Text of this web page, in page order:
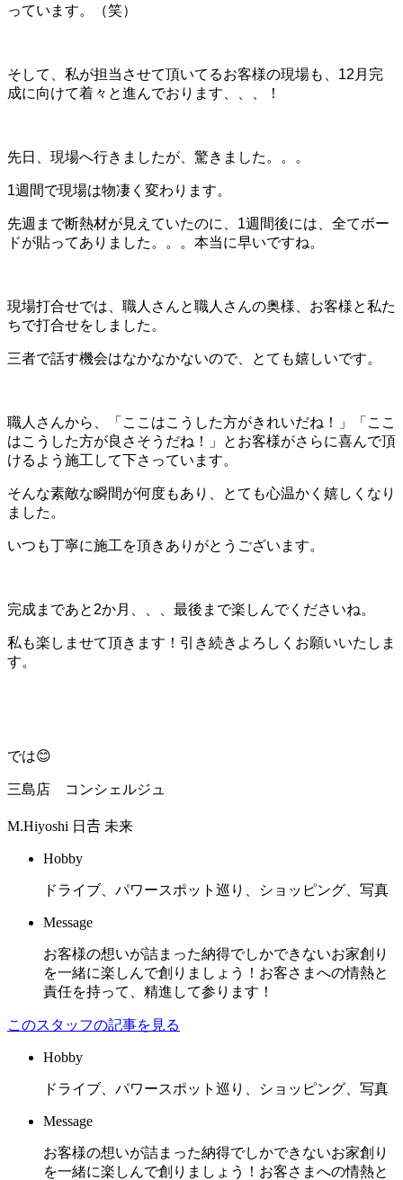
っています。（笑）
そして、私が担当させて頂いてるお客様の現場も、12月完
成に向けて着々と進んでおります、、、！
先日、現場へ行きましたが、驚きました。。。
1週間で現場は物凄く変わります。
先週まで断熱材が見えていたのに、1週間後には、全てボー
ドが貼ってありました。。。本当に早いですね。
現場打合せでは、職人さんと職人さんの奥様、お客様と私た
ちで打合せをしました。
三者で話す機会はなかなかないので、とても嬉しいです。
職人さんから、「ここはこうした方がきれいだね！」「ここ
はこうした方が良さそうだね！」とお客様がさらに喜んで頂
けるよう施工して下さっています。
そんな素敵な瞬間が何度もあり、とても心温かく嬉しくなり
ました。
いつも丁寧に施工を頂きありがとうございます。
完成まであと2か月、、、最後まで楽しんでくださいね。
私も楽しませて頂きます！引き続きよろしくお願いいたしま
す。
では😊
三島店 コンシェルジュ
M.Hiyoshi 日𠮷 未来
Hobby
ドライブ、パワースポット巡り、ショッピング、写真
Message
お客様の想いが詰まった納得でしかできないお家創り
を一緒に楽しんで創りましょう！お客さまへの情熱と
責任を持って、精進して参ります！
このスタッフの記事を見る
Hobby
ドライブ、パワースポット巡り、ショッピング、写真
Message
お客様の想いが詰まった納得でしかできないお家創り
を一緒に楽しんで創りましょう！お客さまへの情熱と